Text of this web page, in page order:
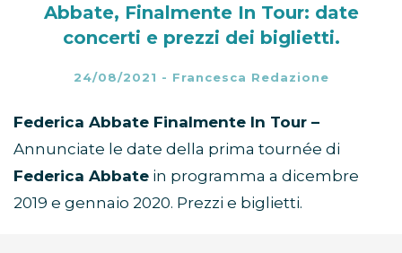
Abbate, Finalmente In Tour: date
concerti e prezzi dei biglietti.
24/08/2021 - Francesca Redazione
Federica Abbate Finalmente In Tour –
Annunciate le date della prima tournée di
Federica Abbate in programma a dicembre
2019 e gennaio 2020. Prezzi e biglietti.